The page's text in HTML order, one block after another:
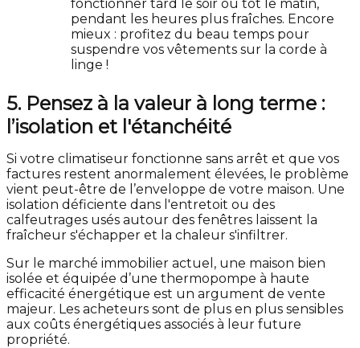
fonctionner tard le soir ou tôt le matin,
pendant les heures plus fraîches. Encore
mieux : profitez du beau temps pour
suspendre vos vêtements sur la corde à
linge !
5. Pensez à la valeur à long terme :
l’isolation et l'étanchéité
Si votre climatiseur fonctionne sans arrêt et que vos
factures restent anormalement élevées, le problème
vient peut-être de l’enveloppe de votre maison. Une
isolation déficiente dans l'entretoit ou des
calfeutrages usés autour des fenêtres laissent la
fraîcheur s'échapper et la chaleur s'infiltrer.
Sur le marché immobilier actuel, une maison bien
isolée et équipée d’une thermopompe à haute
efficacité énergétique est un argument de vente
majeur. Les acheteurs sont de plus en plus sensibles
aux coûts énergétiques associés à leur future
propriété.